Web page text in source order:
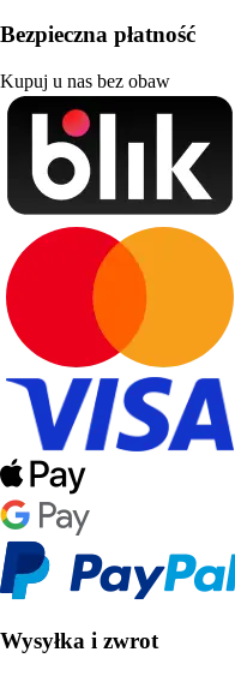
Bezpieczna płatność
Kupuj u nas bez obaw
Wysyłka i zwrot